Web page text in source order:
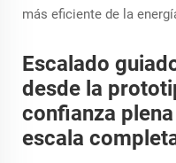
más eficiente de la
Escalado
desde la
confianza
escala